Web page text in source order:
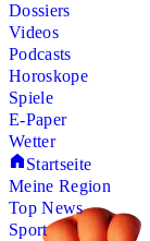
Dossiers
Videos
Podcasts
Horoskope
Spiele
E-Paper
Wetter
Startseite
Meine Region
Top News
Sport